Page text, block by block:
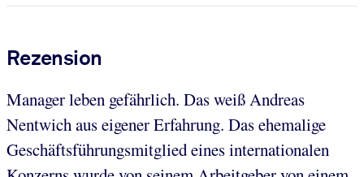
Rezension
Manager leben gefährlich. Das weiß Andreas
Nentwich aus eigener Erfahrung. Das ehemalige
Geschäftsführungsmitglied eines internationalen